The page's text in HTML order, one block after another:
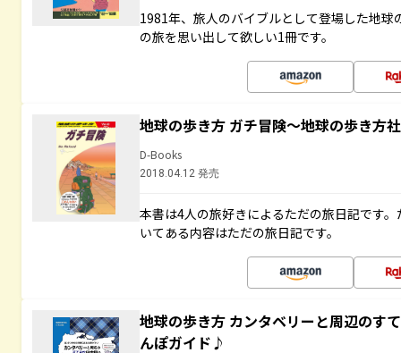
1981年、旅人のバイブルとして登場した地
の旅を思い出して欲しい1冊です。
地球の歩き方 ガチ冒険～地球の歩き方
D-Books
2018.04.12 発売
本書は4人の旅好きによるただの旅日記です
いてある内容はただの旅日記です。
地球の歩き方 カンタベリーと周辺のす
んぽガイド♪